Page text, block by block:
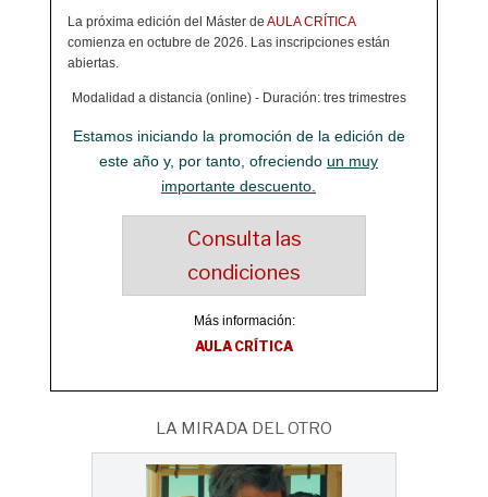
La próxima edición del Máster deAULA CRÍTICA
comienza en octubre de 2026. Las inscripciones están
abiertas.
Modalidad a distancia (online) - Duración: tres trimestres
Estamos iniciando la promoción de la edición de
este año y, por tanto, ofreciendo un muy
importante descuento.
Consulta las
condiciones
Más información:
AULA CRÍTICA
LA MIRADA DEL OTRO